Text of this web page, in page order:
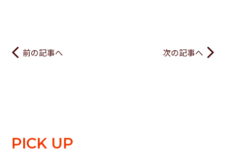
前の記事へ 次の記事へ
PICK UP